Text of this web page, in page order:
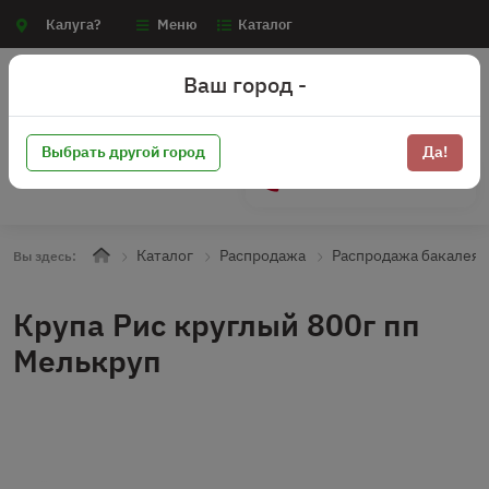
Калуга? Меню Каталог
Вы здесь: Каталог Распродажа Распродажа бакалея
Крупа Рис круглый 800г пп
Мелькруп
Ваш город -
Выбрать другой город Да!